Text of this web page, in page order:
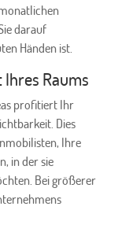
darauf
Händen ist.
Raums
profitiert Ihr
Dies
Ihre
in der sie
Bei größerer